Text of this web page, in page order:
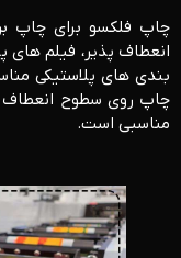
چاپ فلکسو برای چاپ
انعطاف‌ پذیر، فیلم‌
‌بندی‌ های پلاستیکی
چاپ روی سطوح انعطاف
مناسبی است.